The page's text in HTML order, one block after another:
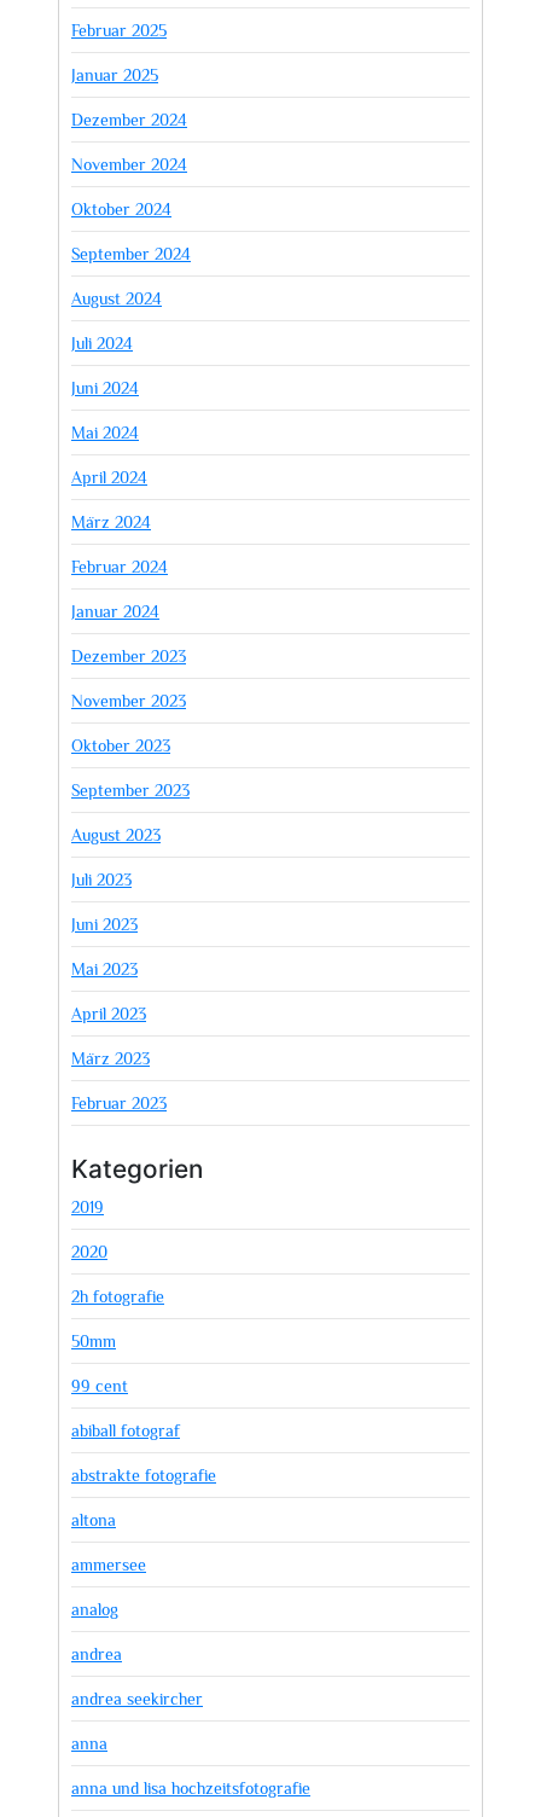
Februar 2025
Januar 2025
Dezember 2024
November 2024
Oktober 2024
September 2024
August 2024
Juli 2024
Juni 2024
Mai 2024
April 2024
März 2024
Februar 2024
Januar 2024
Dezember 2023
November 2023
Oktober 2023
September 2023
August 2023
Juli 2023
Juni 2023
Mai 2023
April 2023
März 2023
Februar 2023
Kategorien
2019
2020
2h fotografie
50mm
99 cent
abiball fotograf
abstrakte fotografie
altona
ammersee
analog
andrea
andrea seekircher
anna
anna und lisa hochzeitsfotografie